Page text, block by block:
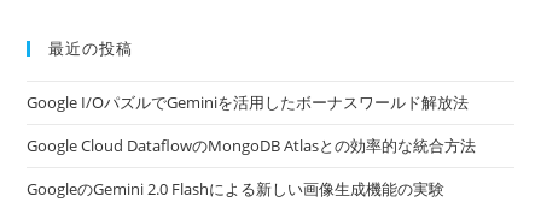
最近の投稿
Google I/OパズルでGeminiを活用したボーナスワールド解放法
Google Cloud DataflowのMongoDB Atlasとの効率的な統合方法
GoogleのGemini 2.0 Flashによる新しい画像生成機能の実験